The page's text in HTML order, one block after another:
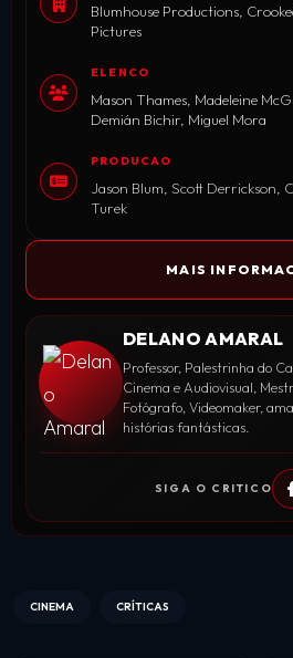
Blumhouse Productions,
Pictures
ELENCO
Mason Thames, Madeleine
Demián Bichir, Miguel Mora
PRODUCAO
Jason Blum, Scott Derrickson,
Turek
MAIS
DELANO AMARAL
Professor, Palestrinha do
Cinema e Audiovisual,
Fotógrafo, Videomaker,
histórias fantásticas.
SIGA O CRITICO
CINEMA CRÍTICAS